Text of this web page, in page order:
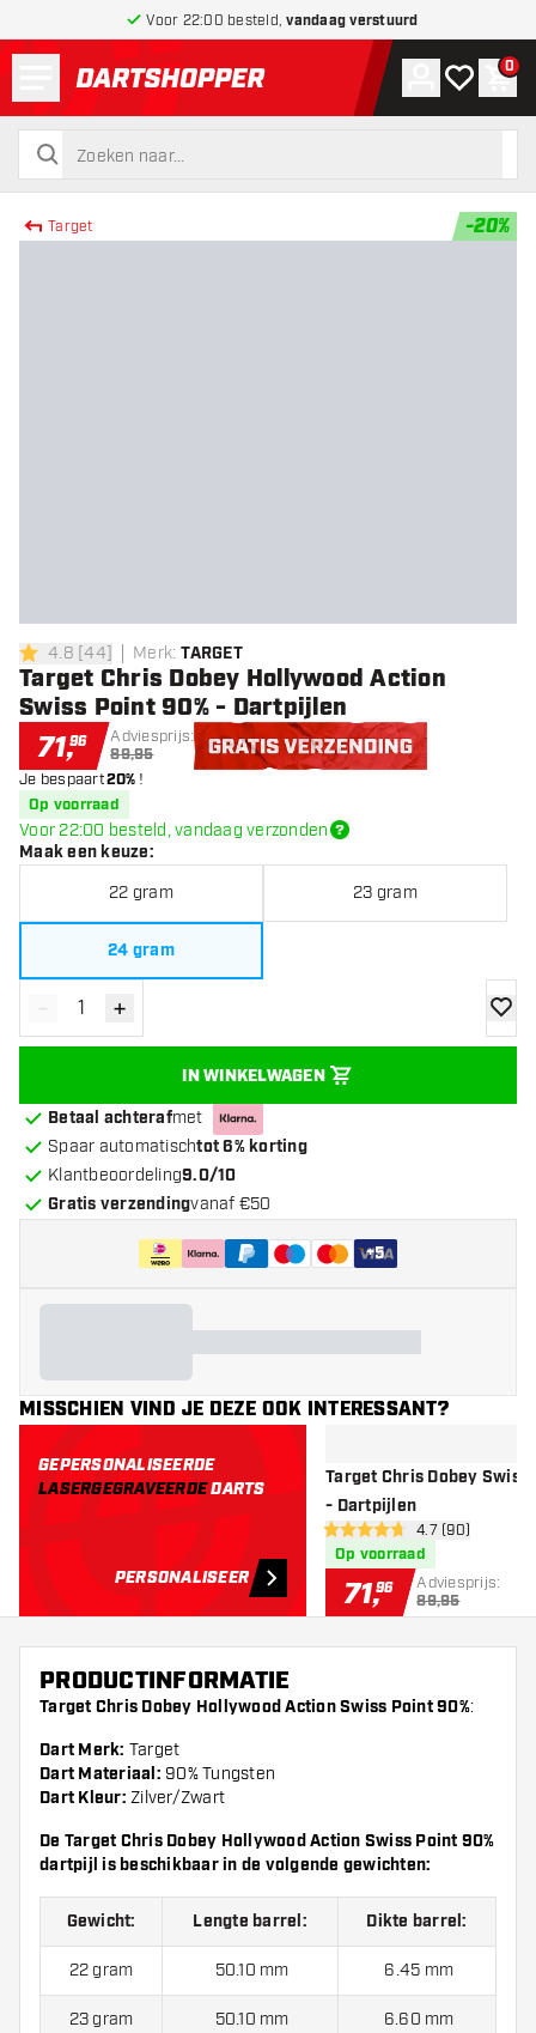
Voor 22:00 besteld,vandaag verstuurd
terug naar home pagina
zoeken
zoeken
Account
Mijn 0
Target -20%
4.8 score sterren
4.8 [44] Merk: TARGET
Target Chris Dobey Hollywood Action
Swiss Point 90% - Dartpijlen
71,96 Adviesprijs:
89,95
Je bespaart20% !
Op voorraad
Voor 22:00 besteld, vandaag verzonden
Maak een keuze:
22 gram 23 gram
24 gram
Verminder hoeveelheid
- Verhoog hoeveelheid
+
IN WINKELWAGEN
Betaal achterafmet
Spaar automatischtot 6% korting
Klantbeoordeling9.0/10
Gratis verzendingvanaf €50
+5
MISSCHIEN VIND JE DEZE OOK INTERESSANT?
GEPERSONALISEERDE
LASERGEGRAVEERDEDARTS
PERSONALISEER
Target Chris Dobey Swiss
- Dartpijlen
open reviews
4.7 score sterren4.7 (90)
Op voorraad
71,96 Adviesprijs:
89,95
PRODUCTINFORMATIE
Target Chris Dobey Hollywood Action Swiss Point90%:
Dart Merk: Target
Dart Materiaal: 90% Tungsten
Dart Kleur: Zilver/Zwart
De Target Chris Dobey Hollywood Action Swiss Point 90%
dartpijl is beschikbaar in de volgende gewichten:
Gewicht: Lengte barrel: Dikte barrel:
22 gram 50.10 mm 6.45 mm
23 gram 50.10 mm 6.60 mm